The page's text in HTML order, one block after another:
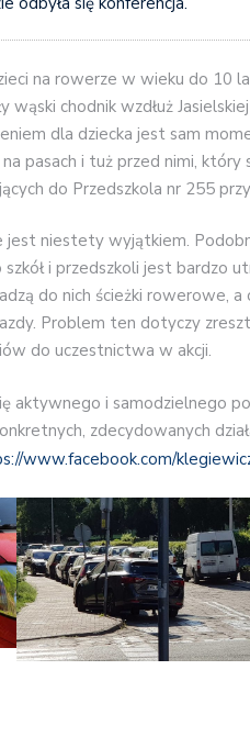
na rowerze w wieku do 10
wąski chodnik wzdłuż
dla dziecka jest sam
pasach i tuż przed nimi,
do Przedszkola nr 255
jest niestety wyjątkiem.
i przedszkoli jest bardzo
do nich ścieżki rowerowe, a
Problem ten dotyczy
do uczestnictwa w akcji.
aktywnego i samodzielnego
zdecydowanych
www.facebook.com/